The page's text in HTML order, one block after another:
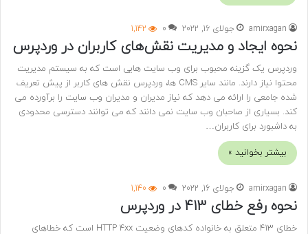
amirxagan جولای 16, 2022 0
1,142
نحوه ایجاد و مدیریت نقش‌های کاربران در وردپرس
وردپرس یک گزینه محبوب برای وب سایت هایی است که به سیستم مدیریت
محتوا نیاز دارند. مانند سایر CMS ها، وردپرس نقش های کاربر از پیش تعریف
شده جامعی را ارائه می دهد که نیاز مدیران و مدیران وب سایت را برآورده می
کند. بسیاری از صاحبان وب سایت نمی دانند که می توانند دسترسی محدودی
به داشبورد برای کاربران…
بیشتر بخوانید »
amirxagan جولای 16, 2022 0
1,140
نحوه رفع خطای 413 در وردپرس
خطای 413 متعلق به خانواده کدهای وضعیت HTTP 4xx است که خطاهای